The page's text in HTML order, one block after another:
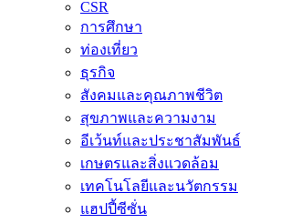
menu
CSR
การศึกษา
ท่องเที่ยว
ธุรกิจ
สังคมและคุณภาพชีวิต
สุขภาพและความงาม
อีเว้นท์และประชาสัมพันธ์
เกษตรและสิ่งแวดล้อม
เทคโนโลยีและนวัตกรรม
แฮปปี้ซีซั่น